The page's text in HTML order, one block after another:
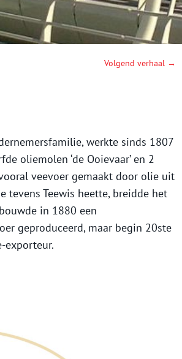
Volgend verhaal →
werkte sinds 1807
oliemolen ‘de Ooievaar’ en 2
veevoer gemaakt door olie uit
tevens Teewis heette, breidde het
in 1880 een
geproduceerd, maar begin 20ste
exporteur.